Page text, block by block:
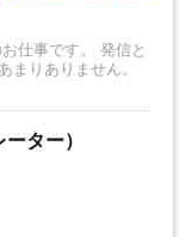
仕事です。 発信と
まりありません。
ター）